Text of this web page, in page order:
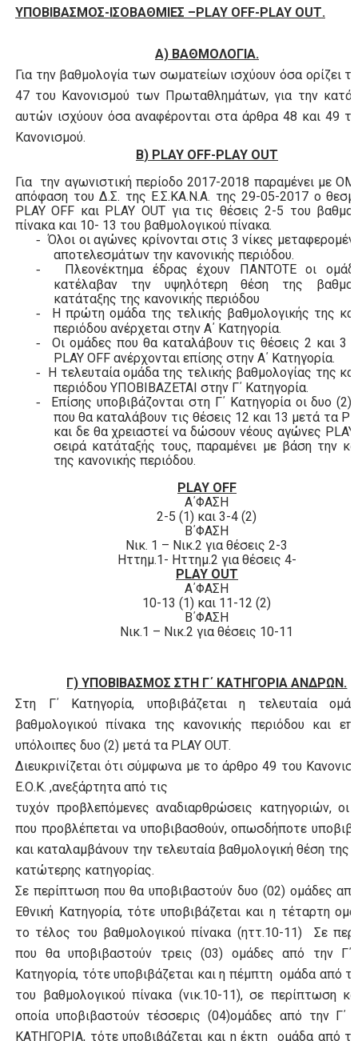
ΥΠΟΒΙΒΑΣΜΟΣ-ΙΣΟΒΑΘΜΙΕΣ –PLAY OFF-PLAY OUT.
Α) ΒΑΘΜΟΛΟΓΙΑ.
Για την βαθμολογία των σωματείων ισχύουν όσα ορίζει
47 του Κανονισμού των Πρωταθλημάτων, για την
αυτών ισχύουν όσα αναφέρονται στα άρθρα 48 και 49
Κανονισμού.
Β) PLAY OFF-PLAY OUT
Για την αγωνιστική περίοδο 2017-2018 παραμένει με
απόφαση του Δ.Σ. της Ε.Σ.ΚΑ.Ν.Α. της 29-05-2017 ο
PLAY OFF και PLAY OUT για τις θέσεις 2-5 του
πίνακα και 10- 13 του βαθμολογικού πίνακα.
- Όλοι οι αγώνες κρίνονται στις 3 νίκες
αποτελεσμάτων την κανονικής περιόδου.
-
Πλεονέκτημα έδρας έχουν ΠΑΝΤΟΤΕ οι
κατέλαβαν την υψηλότερη θέση της
κατάταξης της κανονικής περιόδου
-
Η πρώτη ομάδα της τελικής βαθμολογικής της
περιόδου ανέρχεται στην Α΄ Κατηγορία.
-
Οι ομάδες που θα καταλάβουν τις θέσεις 2 και 3
PLAY OFFανέρχονται επίσης στην Α΄ Κατηγορία.
-
Η τελευταία ομάδα της τελικής βαθμολογίας της
περιόδου ΥΠΟΒΙΒΑΖΕΤΑΙ στην Γ΄ Κατηγορία.
-
Επίσης υποβιβάζονται στη Γ΄ Κατηγορία οι δυο (2)
που θα καταλάβουν τις θέσεις 12 και 13 μετά τα
και δε θα χρειαστεί να δώσουν νέους αγώνες PLAY
σειρά κατάταξής τους, παραμένει με βάση την
της κανονικής περιόδου.
PLAY OFF
Α΄ΦΑΣΗ
2-5 (1) και 3-4 (2)
Β΄ΦΑΣΗ
Νικ. 1 – Νικ.2 για θέσεις 2-3
Ηττημ.1- Ηττημ.2 για θέσεις 4-
PLAY OUT
Α΄ΦΑΣΗ
10-13 (1) και 11-12 (2)
Β΄ΦΑΣΗ
Νικ.1 – Νικ.2 για θέσεις 10-11
Γ) ΥΠΟΒΙΒΑΣΜΟΣ ΣΤΗ Γ΄ ΚΑΤΗΓΟΡΙΑ ΑΝΔΡΩΝ.
Στη Γ΄ Κατηγορία, υποβιβάζεται η τελευταία
βαθμολογικού πίνακα της κανονικής περιόδου και
υπόλοιπες δυο (2) μετά τα PLAY OUT.
Διευκρινίζεται ότι σύμφωνα με το άρθρο 49 του
Ε.Ο.Κ. ,ανεξάρτητα από τις
τυχόν προβλεπόμενες αναδιαρθρώσεις κατηγοριών, οι
που προβλέπεται να υποβιβασθούν, οπωσδήποτε
και καταλαμβάνουν την τελευταία βαθμολογική θέση της
κατώτερης κατηγορίας.
Σε περίπτωση που θα υποβιβαστούν δυο (02) ομάδες
Εθνική Κατηγορία, τότε υποβιβάζεται και η τέταρτη
το τέλος του βαθμολογικού πίνακα (ηττ.10-11) Σε
που θα υποβιβαστούν τρεις (03) ομάδες από την Γ΄
Κατηγορία, τότε υποβιβάζεται και η πέμπτη ομάδα από
του βαθμολογικού πίνακα (νικ.10-11), σε περίπτωση
οποία υποβιβαστούν τέσσερις (04)ομάδες από την Γ΄
ΚΑΤΗΓΟΡΙΑ, τότε υποβιβάζεται και η έκτη ομάδα από